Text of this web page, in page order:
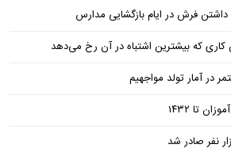
که بیشترین اشتباه در آن رخ می‌دهد
آمار تولد مواجهیم